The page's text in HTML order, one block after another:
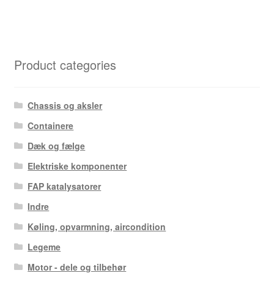
Product categories
Chassis og aksler
Containere
Dæk og fælge
Elektriske komponenter
FAP katalysatorer
Indre
Køling, opvarmning, aircondition
Legeme
Motor - dele og tilbehør